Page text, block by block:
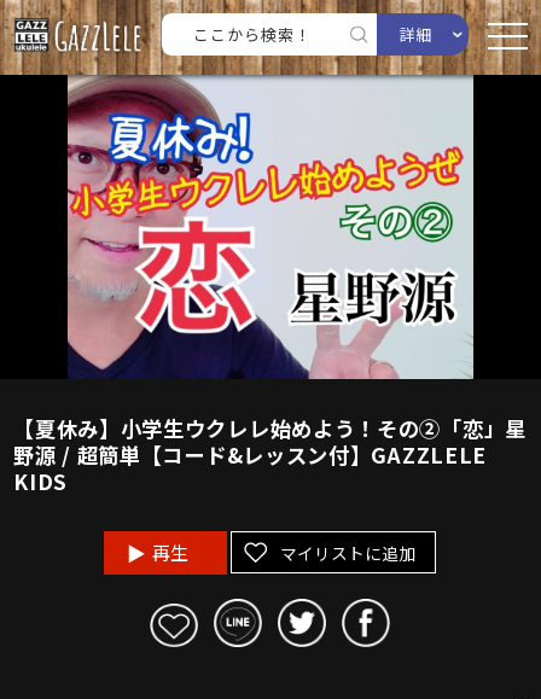
詳細
【夏休み】小学生ウクレレ始めよう！その②「恋」星
野源 / 超簡単【コード&レッスン付】GAZZLELE
KIDS
再生 マイリストに追加